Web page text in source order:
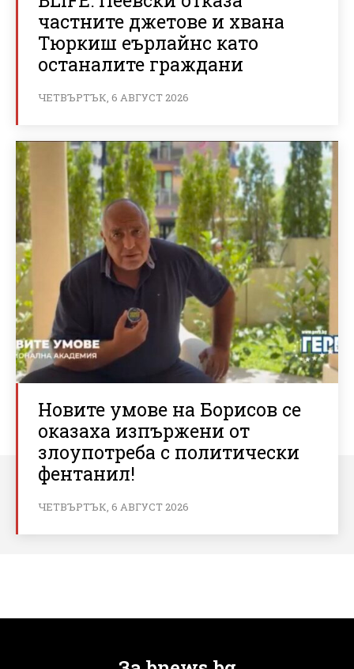
частните джетове и хвана
Тюркиш еърлайнс като
останалите граждани
ЧЕТВЪРТЪК, 6 АВГУСТ 2026
Новите умове на Борисов се
оказаха изпържени от
злоупотреба с политически
фентанил!
ЧЕТВЪРТЪК, 6 АВГУСТ 2026